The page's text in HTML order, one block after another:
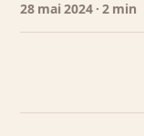
28 mai 2024 · 2 min